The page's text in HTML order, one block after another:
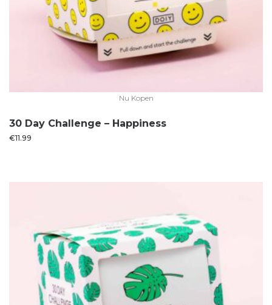
Nu Kopen
30 Day Challenge – Happiness
€11.99